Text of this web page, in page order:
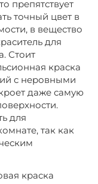
препятствует
точный цвет в
в вещество
для
Стоит
краска
с неровными
даже самую
для
так как
краска